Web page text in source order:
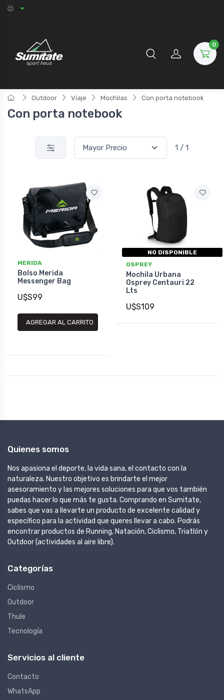
0
Outdoor Viaje Mochilas Con porta notebook
Con porta notebook
1 / 1
MERIDA
Bolso Merida
Messenger Bag
U$S99
AGREGAR AL CARRITO
NO DISPONIBLE
OSPREY
Mochila Urbana
Osprey Centauri 22
Lts
U$S109
Quienes somos
Nos apasiona el deporte, la vida sana, el contacto con la
naturaleza. Nuestro objetivo es brindarte el mejor
asesoramiento y las mejores soluciones para que vos también
puedas hacer lo que más te gusta. Comprando en Sumitate,
sabes que vas a llevarte un producto de excelente calidad y
específico para la actividad que queres llevar a cabo. Podrás
encontrar productos de Running, Natación, Ciclismo, Triatlón y
Outdoor (actividades al aire libre).
Categorías
Ciclismo
Outdoor
Thule
Tecnología
Servicios al cliente
Contacto
WhatsApp